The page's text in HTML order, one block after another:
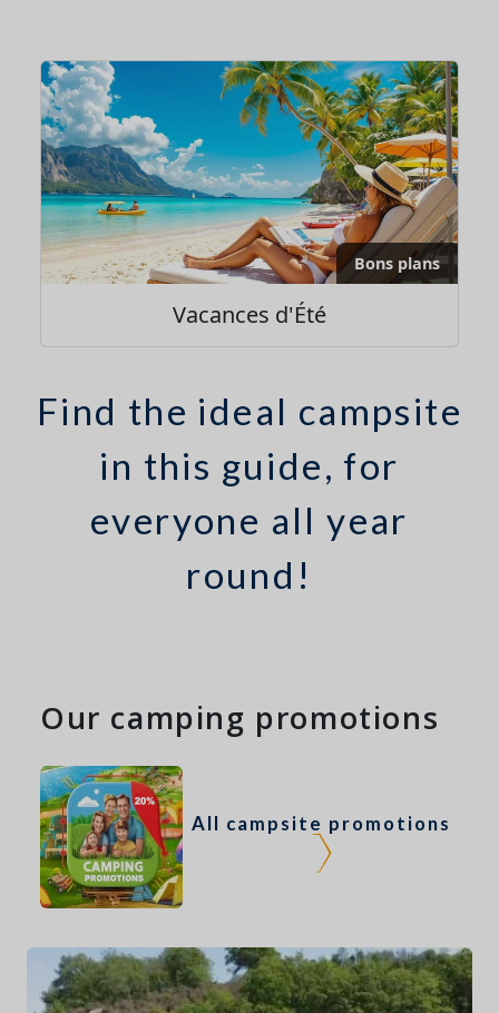
Bons plans
Vacances d'Été
Find the ideal campsite
in this guide, for
everyone all year
round!
Our camping promotions
All campsite promotions